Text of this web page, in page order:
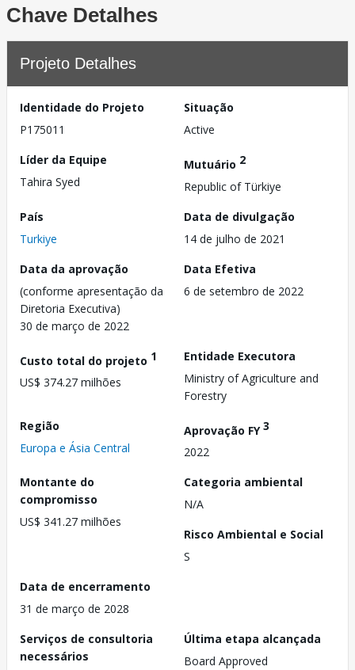
Chave Detalhes
Projeto Detalhes
Identidade do Projeto
P175011
Situação
Active
Líder da Equipe
Tahira Syed
Mutuário 2
Republic of Türkiye
País
Turkiye
Data de divulgação
14 de julho de 2021
Data da aprovação
(conforme apresentação da
Diretoria Executiva)
30 de março de 2022
Data Efetiva
6 de setembro de 2022
Custo total do projeto 1
US$ 374.27 milhões
Entidade Executora
Ministry of Agriculture and
Forestry
Região
Europa e Ásia Central
Aprovação FY3
2022
Montante do
compromisso
US$ 341.27 milhões
Categoria ambiental
N/A
Risco Ambiental e Social
S
Data de encerramento
31 de março de 2028
Serviços de consultoria
necessários
Última etapa alcançada
Board Approved